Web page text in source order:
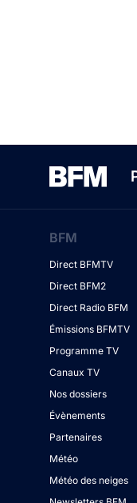
BFM
Direct BFMTV
Direct BFM2
Direct Radio BFM
Émissions BFMTV
Programme TV
Canaux TV
Nos dossiers
Évènements
Partenaires
Météo
Météo des neiges